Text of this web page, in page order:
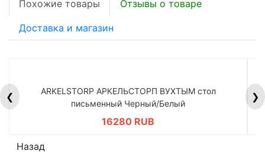
Похожие товары Отзывы о товаре
Доставка и магазин
❮
ARKELSTORP АРКЕЛЬСТОРП ВУХТЫМ стол
письменный Черный/Белый
16280 RUB
❯
Назад